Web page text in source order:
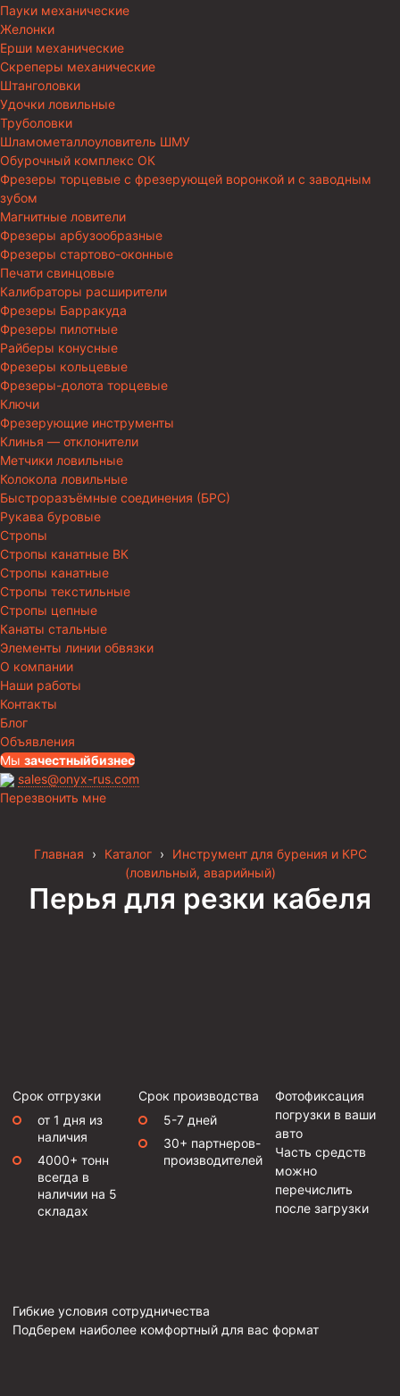
Пауки механические
Желонки
Ерши механические
Скреперы механические
Штанголовки
Удочки ловильные
Труболовки
Шламометаллоуловитель ШМУ
Обурочный комплекс ОК
Фрезеры торцевые с фрезерующей воронкой и с заводным
зубом
Магнитные ловители
Фрезеры арбузообразные
Фрезеры стартово-оконные
Печати свинцовые
Калибраторы расширители
Фрезеры Барракуда
Фрезеры пилотные
Райберы конусные
Фрезеры кольцевые
Фрезеры-долота торцевые
Ключи
Фрезерующие инструменты
Клинья — отклонители
Метчики ловильные
Колокола ловильные
Быстроразъёмные соединения (БРС)
Рукава буровые
Стропы
Стропы канатные ВК
Стропы канатные
Стропы текстильные
Стропы цепные
Канаты стальные
Элементы линии обвязки
О компании
Наши работы
Контакты
Блог
Объявления
Мы зачестныйбизнес
sales@onyx-rus.com
Перезвонить мне
Главная › Каталог ›
Инструмент для бурения и КРС
(ловильный, аварийный)
Перья для резки кабеля
Срок отгрузки
от 1 дня из
наличия
4000+ тонн
всегда в
наличии на 5
складах
Срок производства
5-7 дней
30+ партнеров-
производителей
Фотофиксация
погрузки в ваши
авто
Часть средств
можно
перечислить
после загрузки
Гибкие условия сотрудничества
Подберем наиболее комфортный для вас формат